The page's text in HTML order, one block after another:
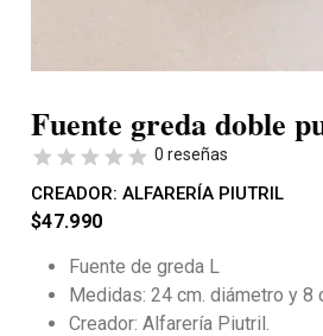
Fuente greda doble
0 reseñas
CREADOR: ALFARERÍA PIUTRIL
$47.990
Fuente de greda L
Medidas: 24 cm. diámetro y 8
Creador: Alfarería Piutril.